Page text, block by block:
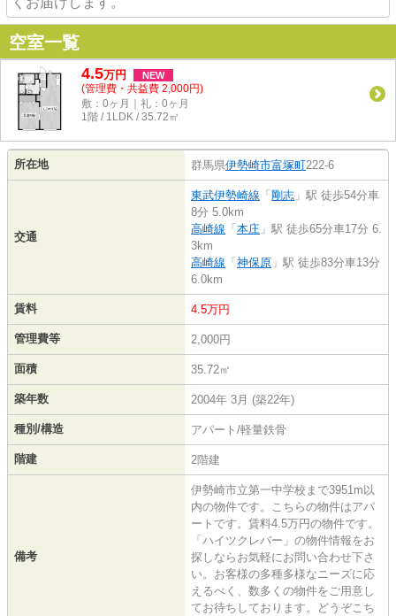
空室一覧
4.5万円 NEW
(管理費・共益費 2,000円)
敷：0ヶ月｜礼：0ヶ月
1階 / 1LDK / 35.72㎡
所在地 群馬県伊勢崎市富塚町222-6
交通
東武伊勢崎線 「 剛志 」駅 徒歩54分車
8分 5.0km
高崎線 「 本庄 」駅 徒歩65分車17分 6.
3km
高崎線 「 神保原 」駅 徒歩83分車13分
6.0km
賃料 4.5万円
管理費等 2,000円
面積 35.72㎡
築年数 2004年 3月 (築22年)
種別/構造 アパート/軽量鉄骨
階建 2階建
備考
伊勢崎市立第一中学校まで3951m以
内の物件です。こちらの物件はアパ
ートです。賃料4.5万円の物件です。
「ハイツクレバー」の物件情報をお
探しならお気軽にお問い合わせ下さ
い。お客様の多種多様なニーズに応
えるべく、数多くの物件をご用意し
てお待ちしております。どうぞこち